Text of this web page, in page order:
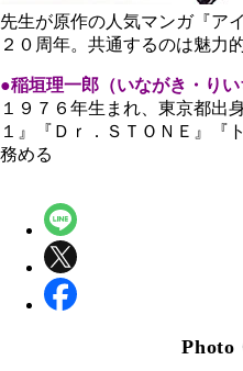
先生が原作の人気マンガ『ア
２０周年。共通するのは魅力
●稲垣理一郎（いながき・りい
１９７６年生まれ、東京都出
１』『Ｄｒ．ＳＴＯＮＥ』『
務める
Photo